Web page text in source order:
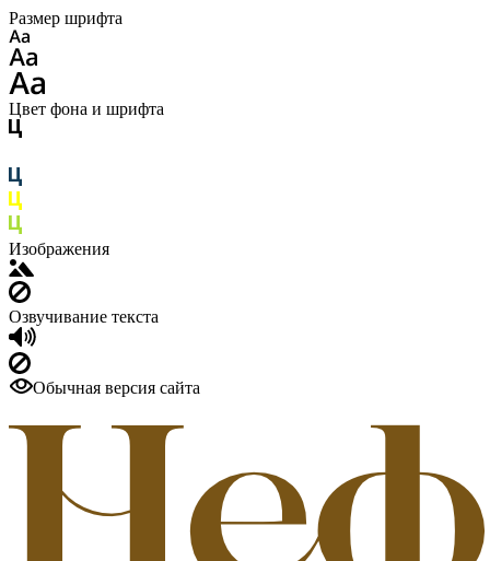
Размер шрифта
Цвет фона и шрифта
Изображения
Озвучивание текста
Обычная версия сайта